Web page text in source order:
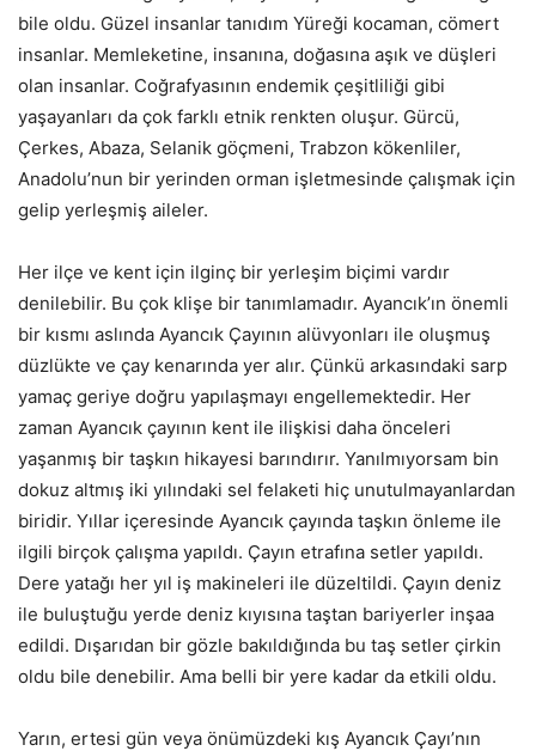
bile oldu. Güzel insanlar tanıdım Yüreği kocaman, cömert
insanlar. Memleketine, insanına, doğasına aşık ve düşleri
olan insanlar. Coğrafyasının endemik çeşitliliği gibi
yaşayanları da çok farklı etnik renkten oluşur. Gürcü,
Çerkes, Abaza, Selanik göçmeni, Trabzon kökenliler,
Anadolu’nun bir yerinden orman işletmesinde çalışmak için
gelip yerleşmiş aileler.
Her ilçe ve kent için ilginç bir yerleşim biçimi vardır
denilebilir. Bu çok klişe bir tanımlamadır. Ayancık’ın önemli
bir kısmı aslında Ayancık Çayının alüvyonları ile oluşmuş
düzlükte ve çay kenarında yer alır. Çünkü arkasındaki sarp
yamaç geriye doğru yapılaşmayı engellemektedir. Her
zaman Ayancık çayının kent ile ilişkisi daha önceleri
yaşanmış bir taşkın hikayesi barındırır. Yanılmıyorsam bin
dokuz altmış iki yılındaki sel felaketi hiç unutulmayanlardan
biridir. Yıllar içeresinde Ayancık çayında taşkın önleme ile
ilgili birçok çalışma yapıldı. Çayın etrafına setler yapıldı.
Dere yatağı her yıl iş makineleri ile düzeltildi. Çayın deniz
ile buluştuğu yerde deniz kıyısına taştan bariyerler inşaa
edildi. Dışarıdan bir gözle bakıldığında bu taş setler çirkin
oldu bile denebilir. Ama belli bir yere kadar da etkili oldu.
Yarın, ertesi gün veya önümüzdeki kış Ayancık Çayı’nın